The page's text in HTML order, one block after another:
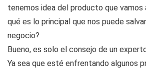
tenemos idea del producto que vamos
qué es lo principal que nos puede
negocio?
Bueno, es solo el consejo de un
Ya sea que esté enfrentando algunos